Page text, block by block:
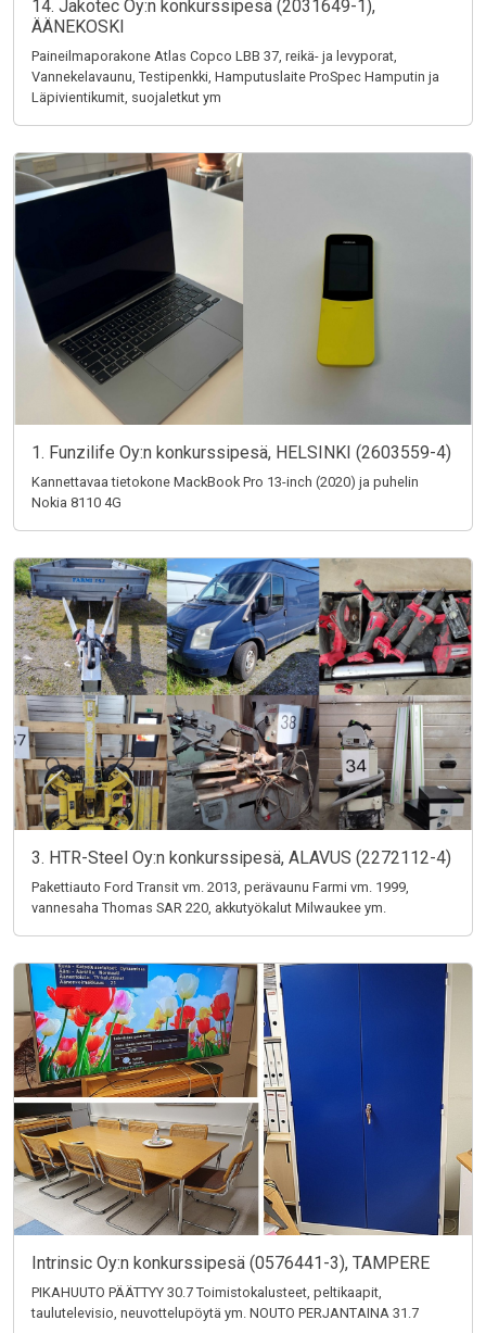
14. Jakotec Oy:n konkurssipesä (2031649-1),
ÄÄNEKOSKI
Paineilmaporakone Atlas Copco LBB 37, reikä- ja levyporat,
Vannekelavaunu, Testipenkki, Hamputuslaite ProSpec Hamputin ja
Läpivientikumit, suojaletkut ym
1. Funzilife Oy:n konkurssipesä, HELSINKI (2603559-4)
Kannettavaa tietokone MackBook Pro 13-inch (2020) ja puhelin
Nokia 8110 4G
3. HTR-Steel Oy:n konkurssipesä, ALAVUS (2272112-4)
Pakettiauto Ford Transit vm. 2013, perävaunu Farmi vm. 1999,
vannesaha Thomas SAR 220, akkutyökalut Milwaukee ym.
Intrinsic Oy:n konkurssipesä (0576441-3), TAMPERE
PIKAHUUTO PÄÄTTYY 30.7 Toimistokalusteet, peltikaapit,
taulutelevisio, neuvottelupöytä ym. NOUTO PERJANTAINA 31.7